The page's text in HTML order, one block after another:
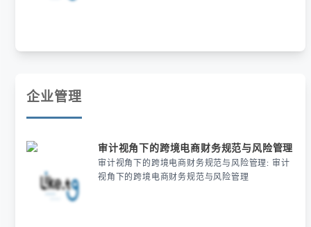
企业管理
审计视角下的跨境电商财务规范与风险管理
审计视角下的跨境电商财务规范与风险管理: 审计
视角下的跨境电商财务规范与风险管理